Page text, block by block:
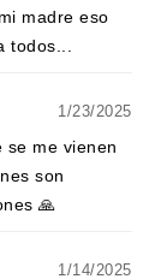
madre eso
todos...
1/23/2025
se me vienen
son
🙏
1/14/2025